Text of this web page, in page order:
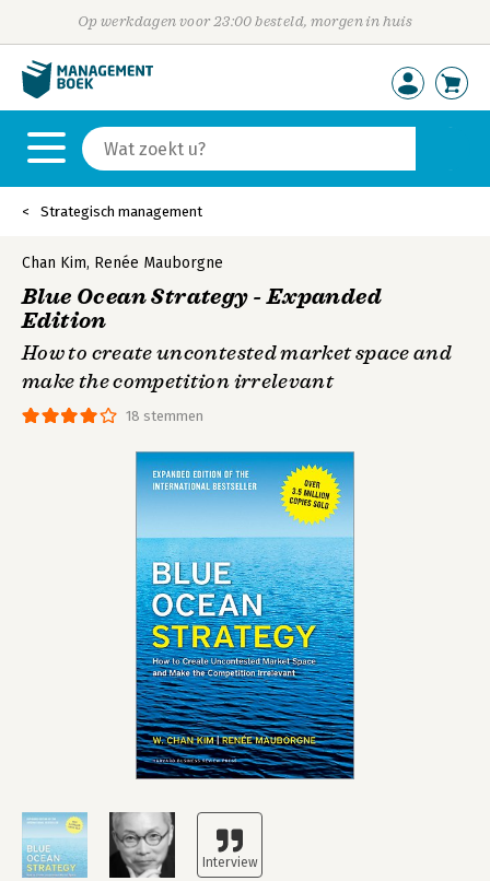
Op werkdagen voor 23:00 besteld, morgen in huis
Strategisch management
18 stemmen
Chan Kim, Renée Mauborgne
Blue Ocean Strategy - Expanded
Edition
How to create uncontested market space and
make the competition irrelevant